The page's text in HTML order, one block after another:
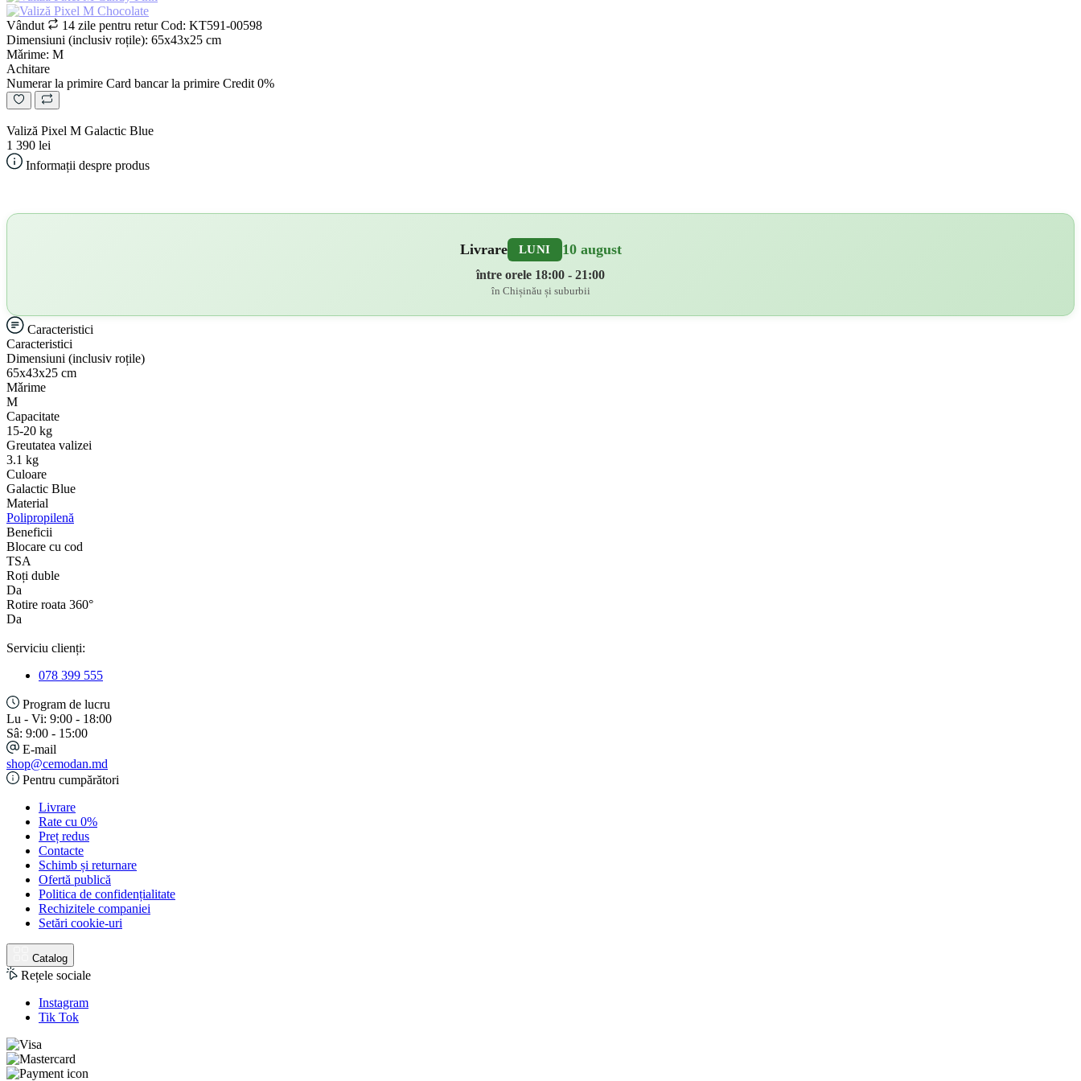
Vândut 14 zile pentru returCod: KT591-00598
Dimensiuni (inclusiv roțile): 65х43х25 cm
Mǎrime: M
Achitare
Numerar la primire Card bancar la primire Credit 0%
Valiză Pixel M Galactic Blue
1 390 lei
Informații despre produs
Livrare LUNI 10 august
între orele 18:00 - 21:00
în Chișinău și suburbii
Caracteristici
Caracteristici
Dimensiuni (inclusiv roțile)
65х43х25 cm
Mǎrime
M
Capacitate
15-20 kg
Greutatea valizei
3.1 kg
Culoare
Galactic Blue
Material
Polipropilenă
Beneficii
Blocare cu cod
TSA
Roți duble
Da
Rotire roata 360°
Da
Serviciu clienți:
078 399 555
Program de lucru
Lu - Vi: 9:00 - 18:00
Sâ: 9:00 - 15:00
E-mail
shop@cemodan.md
Pentru cumpărători
Livrare
Rate cu 0%
Preț redus
Contacte
Schimb și returnare
Ofertă publică
Politica de confidențialitate
Rechizitele companiei
Setări cookie-uri
Catalog
Rețele sociale
Instagram
Tik Tok